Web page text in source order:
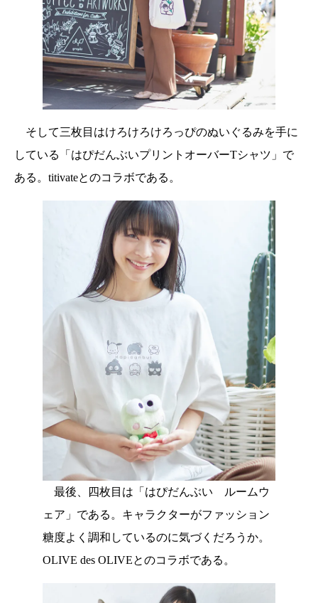
そして三枚目はけろけろけろっぴのぬいぐるみを手に
している「はぴだんぶいプリントオーバーTシャツ」で
ある。titivateとのコラボである。
最後、四枚目は「はぴだんぶい ルームウ
ェア」である。キャラクターがファッション
糖度よく調和しているのに気づくだろうか。
OLIVE des OLIVEとのコラボである。